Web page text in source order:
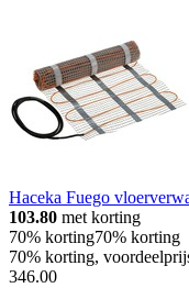
Haceka Fuego
103.80 met korting
70% korting70% korting
70% korting,
346.00